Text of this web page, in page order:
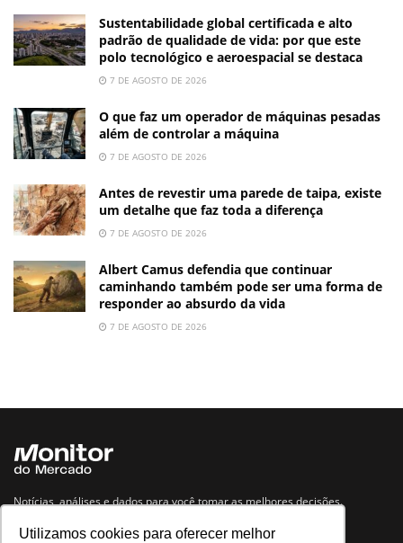
Utilizamos cookies para oferecer melhor
Sustentabilidade global certificada e alto
padrão de qualidade de vida: por que este
polo tecnológico e aeroespacial se destaca
7 DE AGOSTO DE 2026
O que faz um operador de máquinas pesadas
além de controlar a máquina
7 DE AGOSTO DE 2026
Antes de revestir uma parede de taipa, existe
um detalhe que faz toda a diferença
7 DE AGOSTO DE 2026
Albert Camus defendia que continuar
caminhando também pode ser uma forma de
responder ao absurdo da vida
7 DE AGOSTO DE 2026
Notícias, análises e dados para você tomar as melhores decisões.
Navegue no site